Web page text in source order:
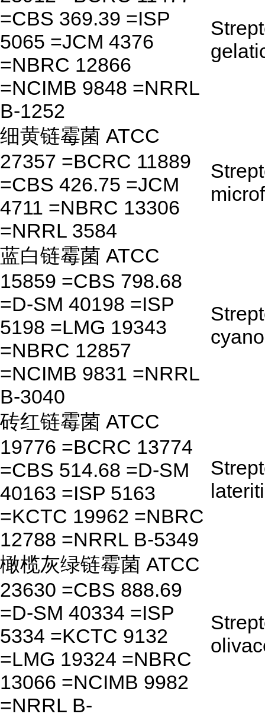
=CBS 369.39 =ISP
5065 =JCM 4376
=NBRC 12866
=NCIMB 9848 =NRRL
B-1252
细黄链霉菌 ATCC
27357 =BCRC 11889
=CBS 426.75 =JCM
4711 =NBRC 13306
=NRRL 3584
蓝白链霉菌 ATCC
15859 =CBS 798.68
=D-SM 40198 =ISP
5198 =LMG 19343
=NBRC 12857
=NCIMB 9831 =NRRL
B-3040
砖红链霉菌 ATCC
19776 =BCRC 13774
=CBS 514.68 =D-SM
40163 =ISP 5163
=KCTC 19962 =NBRC
12788 =NRRL B-5349
橄榄灰绿链霉菌 ATCC
23630 =CBS 888.69
=D-SM 40334 =ISP
5334 =KCTC 9132
=LMG 19324 =NBRC
13066 =NCIMB 9982
=NRRL B-